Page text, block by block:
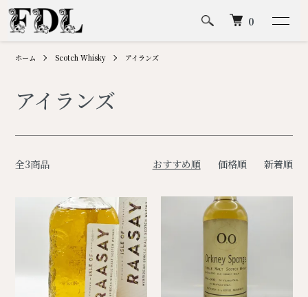
0
ホーム Scotch Whisky アイランズ
アイランズ
全3商品 おすすめ順 価格順 新着順